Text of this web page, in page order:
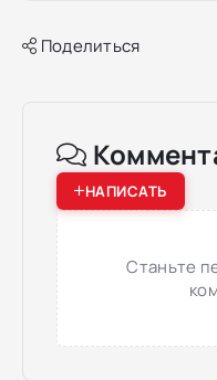
Поделиться
НАПИСАТЬ
Станьте